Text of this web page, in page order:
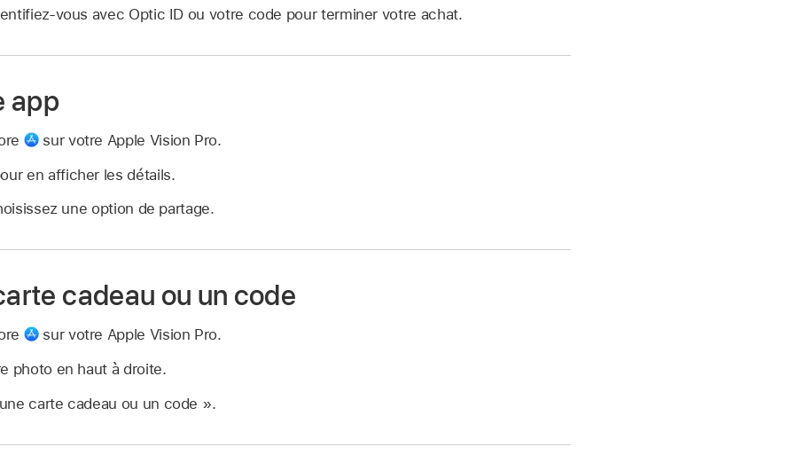
vous avec Optic ID ou votre code pour terminer votre achat.
app
sur votre Apple Vision Pro.
en afficher les détails.
une option de partage.
cadeau ou un code
sur votre Apple Vision Pro.
photo en haut à droite.
carte cadeau ou un code ».